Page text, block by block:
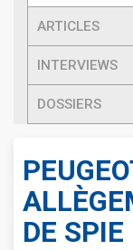
ARTICLES
INTERVIEWS
DOSSIERS
DE SPIE